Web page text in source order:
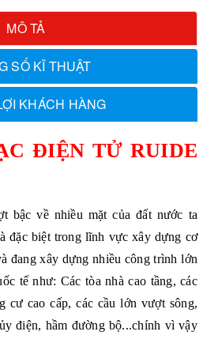
MÔ TẢ
SỐ KĨ THUẬT
KHÁCH HÀNG
ĐIỆN TỬ RUIDE
bậc về nhiều mặt của đất nước ta
đặc biệt trong lĩnh vực xây dựng cơ
đang xây dựng nhiều công trình lớn
tế như: Các tòa nhà cao tầng, các
cư cao cấp, các cầu lớn vượt sông,
điện, hầm đường bộ...chính vì vậy